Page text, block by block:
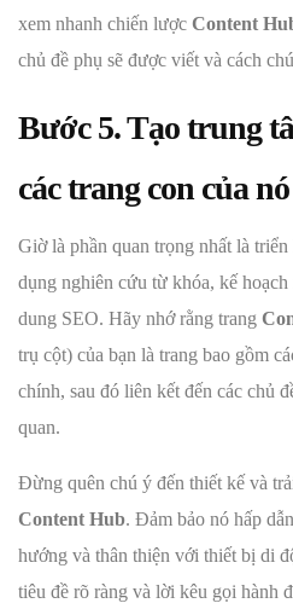
xem nhanh chiến lược Content
chủ đề phụ sẽ được viết và cách
Bước 5. Tạo trung
các trang con của nó
Giờ là phần quan trọng nhất là
dụng nghiên cứu từ khóa, kế
dung SEO. Hãy nhớ rằng trang
trụ cột) của bạn là trang bao gồm
chính, sau đó liên kết đến các chủ
quan.
Đừng quên chú ý đến thiết kế và
Content Hub. Đảm bảo nó hấp
hướng và thân thiện với thiết bị di
tiêu đề rõ ràng và lời kêu gọi hành